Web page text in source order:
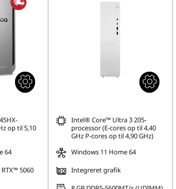
op til 5,10
64
5060
Intel® Core™ Ultra 3 205-
processor (E-cores op til 4,40
GHz P-cores op til 4,90 GHz)
Windows 11 Home 64
Integreret grafik